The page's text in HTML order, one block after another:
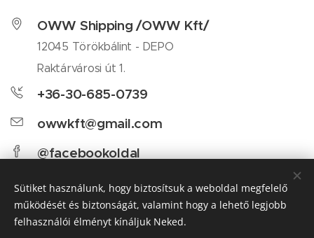
OWW Shipping /OWW Kft/
12045 Törökbálint - DEPO
Raktárvárosi út 1.
+36-30-685-0739
owwkft@gmail.com
@facebookoldal
Sütiket használunk, hogy biztosítsuk a weboldal megfelelő
működését és biztonságát, valamint hogy a lehető legjobb
felhasználói élményt kínáljuk Neked.